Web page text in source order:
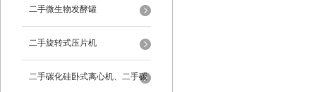
二手微生物发酵罐
二手旋转式压片机
二手碳化硅卧式离心机、二手碳